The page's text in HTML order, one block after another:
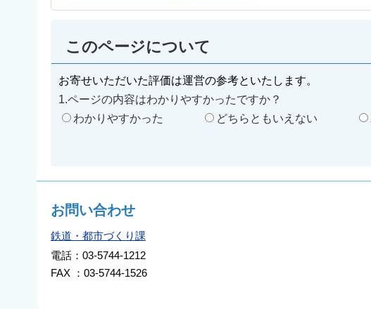
このページについて
お寄せいただいた評価は運営の参考といたします。
1.ページの内容はわかりやすかったですか？
わかりやすかった
どちらともいえない
お問い合わせ
鉄道・都市づくり課
電話：03-5744-1212
FAX ：03-5744-1526